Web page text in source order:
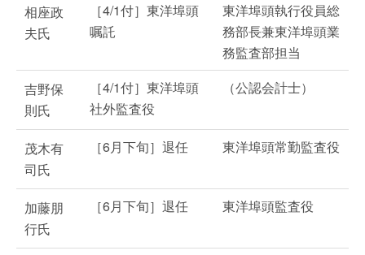
相座政
夫氏
［4/1付］東洋埠頭
嘱託
東洋埠頭執行役員総
務部長兼東洋埠頭業
務監査部担当
吉野保
則氏
［4/1付］東洋埠頭
社外監査役
（公認会計士）
茂木有
司氏
［6月下旬］退任 東洋埠頭常勤監査役
加藤朋
行氏
［6月下旬］退任 東洋埠頭監査役